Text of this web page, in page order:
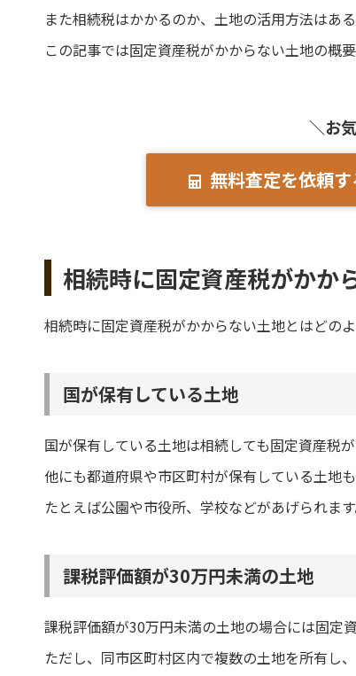
また相続税はかかるのか、土地の活用方法はあ
この記事では固定資産税がかからない土地の概
＼お
無料査定を依頼す
相続時に固定資産税がかか
相続時に固定資産税がかからない土地とはどの
国が保有している土地
国が保有している土地は相続しても固定資産税が
他にも都道府県や市区町村が保有している土地も
たとえば公園や市役所、学校などがあげられます
課税評価額が30万円未満の土地
課税評価額が30万円未満の土地の場合には固定
ただし、同市区町村区内で複数の土地を所有し